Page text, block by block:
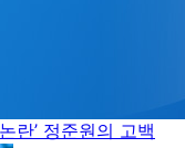
란’ 정준원의 고백